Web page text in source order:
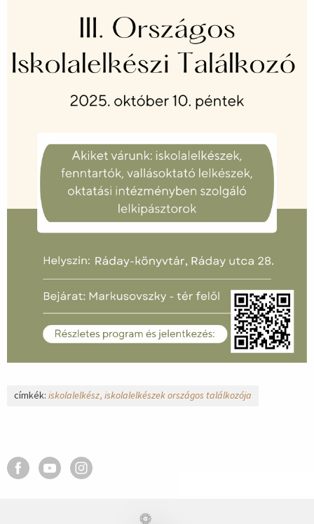
címkék: iskolalelkész iskolalelkészek országos találkozója